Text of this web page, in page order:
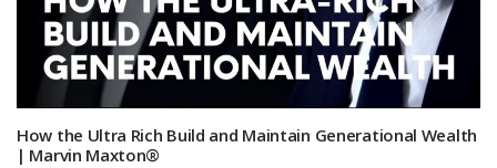
How the Ultra Rich Build and Maintain Generational Wealth
| Marvin Maxton®